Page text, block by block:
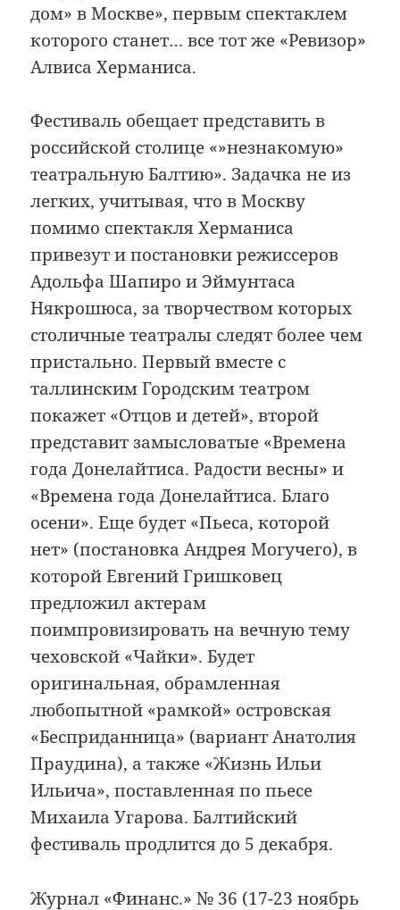
дом» в Москве», первым спектаклем
которого станет… все тот же «Ревизор»
Алвиса Херманиса.
Фестиваль обещает представить в
российской столице «»незнакомую»
театральную Балтию». Задачка не из
легких, учитывая, что в Москву
помимо спектакля Херманиса
привезут и постановки режиссеров
Адольфа Шапиро и Эймунтаса
Някрошюса, за творчеством которых
столичные театралы следят более чем
пристально. Первый вместе с
таллинским Городским театром
покажет «Отцов и детей», второй
представит замысловатые «Времена
года Донелайтиса. Радости весны» и
«Времена года Донелайтиса. Благо
осени». Еще будет «Пьеса, которой
нет» (постановка Андрея Могучего), в
которой Евгений Гришковец
предложил актерам
поимпровизировать на вечную тему
чеховской «Чайки». Будет
оригинальная, обрамленная
любопытной «рамкой» островская
«Бесприданница» (вариант Анатолия
Праудина), а также «Жизнь Ильи
Ильича», поставленная по пьесе
Михаила Угарова. Балтийский
фестиваль продлится до 5 декабря.
Журнал «Финанс.» № 36 (17-23 ноябрь